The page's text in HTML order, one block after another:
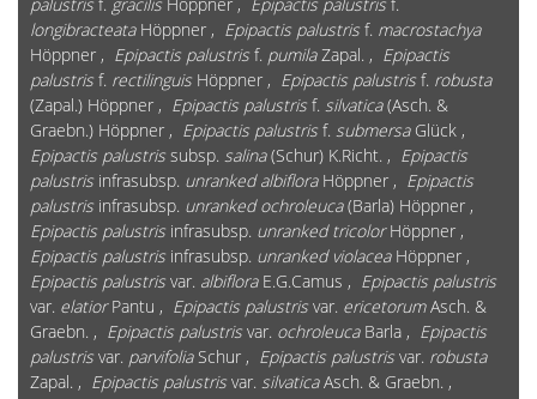
longibracteataHöppner , Epipactis palustris f. macrostachya
Höppner , Epipactis palustris f. pumilaZapal. , Epipactis
palustris f. rectilinguis Höppner , Epipactis palustris f. robusta
(Zapal.) Höppner , Epipactis palustris f. silvatica(Asch. &
Graebn.) Höppner , Epipactis palustris f. submersaGlück ,
Epipactis palustris subsp. salina(Schur) K.Richt. , Epipactis
palustris infrasubsp. unranked albifloraHöppner , Epipactis
palustris infrasubsp. unranked ochroleuca(Barla) Höppner ,
Epipactis palustris infrasubsp. unranked tricolorHöppner ,
Epipactis palustris infrasubsp. unranked violaceaHöppner ,
Epipactis palustris var. albifloraE.G.Camus , Epipactis palustris
var. elatiorPantu , Epipactis palustris var. ericetorumAsch. &
Graebn. , Epipactis palustris var. ochroleucaBarla , Epipactis
palustris var. parvifoliaSchur , Epipactis palustris var. robusta
Zapal. , Epipactis palustris var. silvaticaAsch. & Graebn. ,